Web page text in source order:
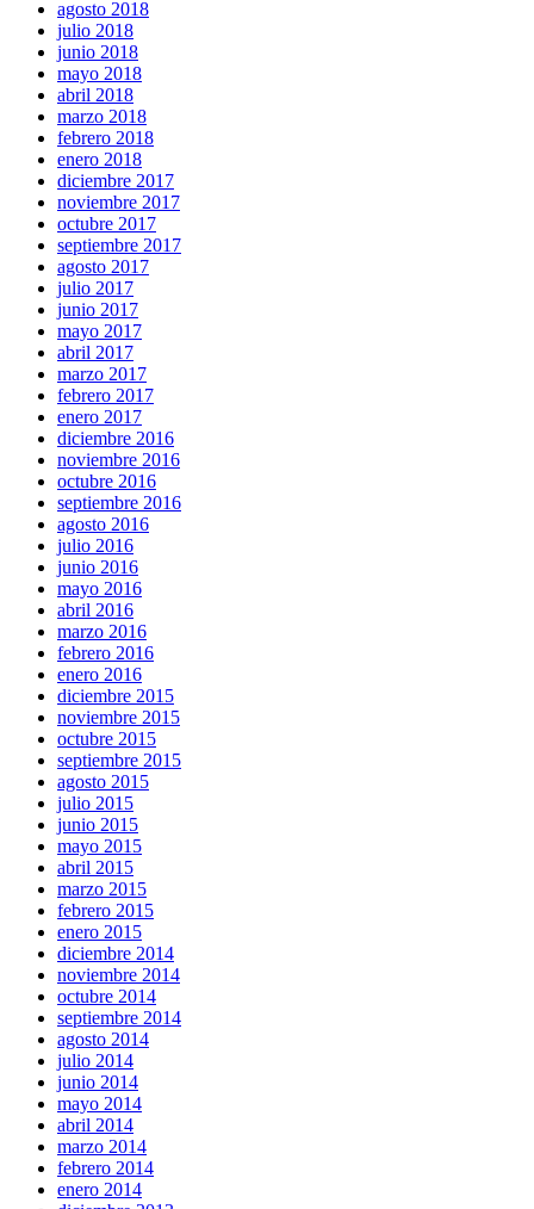
agosto 2018
julio 2018
junio 2018
mayo 2018
abril 2018
marzo 2018
febrero 2018
enero 2018
diciembre 2017
noviembre 2017
octubre 2017
septiembre 2017
agosto 2017
julio 2017
junio 2017
mayo 2017
abril 2017
marzo 2017
febrero 2017
enero 2017
diciembre 2016
noviembre 2016
octubre 2016
septiembre 2016
agosto 2016
julio 2016
junio 2016
mayo 2016
abril 2016
marzo 2016
febrero 2016
enero 2016
diciembre 2015
noviembre 2015
octubre 2015
septiembre 2015
agosto 2015
julio 2015
junio 2015
mayo 2015
abril 2015
marzo 2015
febrero 2015
enero 2015
diciembre 2014
noviembre 2014
octubre 2014
septiembre 2014
agosto 2014
julio 2014
junio 2014
mayo 2014
abril 2014
marzo 2014
febrero 2014
enero 2014